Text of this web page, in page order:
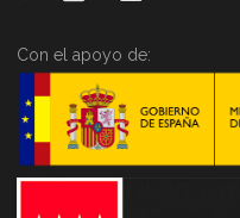
Con el apoyo de: